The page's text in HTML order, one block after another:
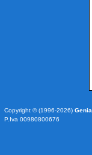
Copyright © (1996-2026)
P.Iva 00980800676